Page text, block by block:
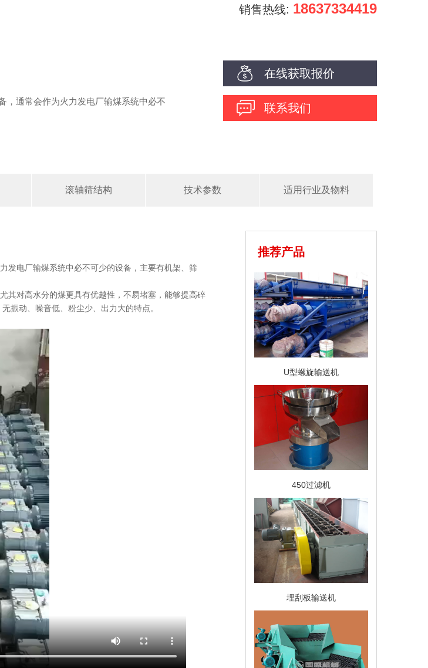
，通常会作为火力发电厂输煤系统中必不
销售热线: 18637334419
在线获取报价
联系我们
滚轴筛结构 技术参数 适用行业及物料
发电厂输煤系统中必不可少的设备，主要有机架、筛
其对高水分的煤更具有优越性，不易堵塞，能够提高碎
振动、噪音低、粉尘少、出力大的特点。
推荐产品
U型螺旋输送机
450过滤机
埋刮板输送机